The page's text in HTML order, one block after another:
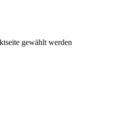
gewählt werden